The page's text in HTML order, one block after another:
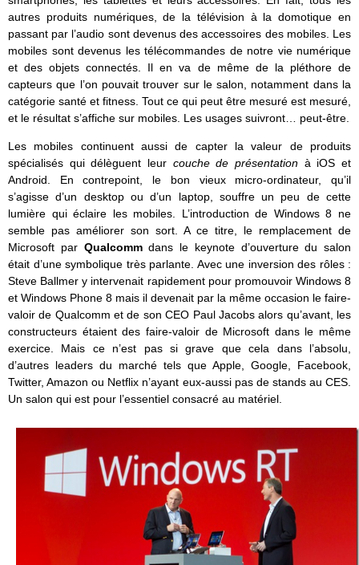
autres produits numériques, de la télévision à la domotique en
passant par l’audio sont devenus des accessoires des mobiles. Les
mobiles sont devenus les télécommandes de notre vie numérique
et des objets connectés. Il en va de même de la pléthore de
capteurs que l’on pouvait trouver sur le salon, notamment dans la
catégorie santé et fitness. Tout ce qui peut être mesuré est mesuré,
et le résultat s’affiche sur mobiles. Les usages suivront… peut-être.
Les mobiles continuent aussi de capter la valeur de produits
spécialisés qui délèguent leur couche de présentation à iOS et
Android. En contrepoint, le bon vieux micro-ordinateur, qu’il
s’agisse d’un desktop ou d’un laptop, souffre un peu de cette
lumière qui éclaire les mobiles. L’introduction de Windows 8 ne
semble pas améliorer son sort. A ce titre, le remplacement de
Microsoft par Qualcommdans le keynote d’ouverture du salon
était d’une symbolique très parlante. Avec une inversion des rôles :
Steve Ballmer y intervenait rapidement pour promouvoir Windows 8
et Windows Phone 8 mais il devenait par la même occasion le faire-
valoir de Qualcomm et de son CEO Paul Jacobs alors qu’avant, les
constructeurs étaient des faire-valoir de Microsoft dans le même
exercice. Mais ce n’est pas si grave que cela dans l’absolu,
d’autres leaders du marché tels que Apple, Google, Facebook,
Twitter, Amazon ou Netflix n’ayant eux-aussi pas de stands au CES.
Un salon qui est pour l’essentiel consacré au matériel.